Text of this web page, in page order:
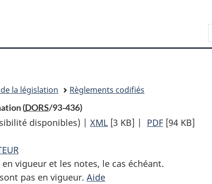
principal
À
site
version
la législation
Règlements codifiés
(DORS/93-436)
disponibles) | XML Texte
Règlement
[3 KB] | PDF Texte
Règlement
[94 KB]
vigueur et les notes, le cas échéant.
pas en vigueur. Aide